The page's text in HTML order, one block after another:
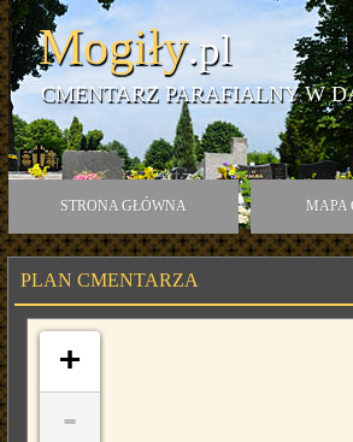
Mogiły.pl
CMENTARZ PARAFIALNY W
STRONA GŁÓWNA MAPA
PLAN CMENTARZA
+
-